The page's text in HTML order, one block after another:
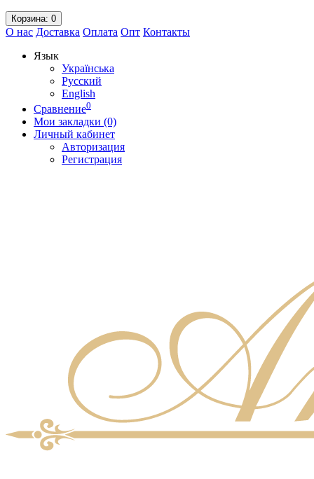
Корзина: 0
О нас Доставка Оплата Опт Контакты
Язык
Українська
Русский
English
Сравнение0
Мои закладки (0)
Личный кабинет
Авторизация
Регистрация